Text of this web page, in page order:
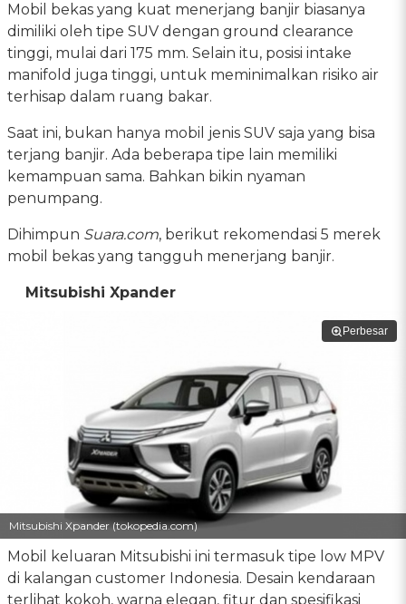
Mobil bekas yang kuat menerjang banjir biasanya
dimiliki oleh tipe SUV dengan ground clearance
tinggi, mulai dari 175 mm. Selain itu, posisi intake
manifold juga tinggi, untuk meminimalkan risiko air
terhisap dalam ruang bakar.
Saat ini, bukan hanya mobil jenis SUV saja yang bisa
terjang banjir. Ada beberapa tipe lain memiliki
kemampuan sama. Bahkan bikin nyaman
penumpang.
Dihimpun Suara.com, berikut rekomendasi 5 merek
mobil bekas yang tangguh menerjang banjir.
Mitsubishi Xpander
Perbesar
Mitsubishi Xpander (tokopedia.com)
Mobil keluaran Mitsubishi ini termasuk tipe low MPV
di kalangan customer Indonesia. Desain kendaraan
terlihat kokoh, warna elegan, fitur dan spesifikasi